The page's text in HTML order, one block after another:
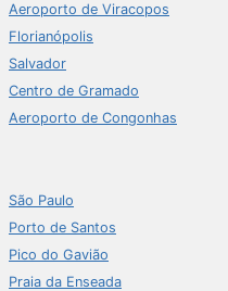
Aeroporto de Viracopos
Florianópolis
Salvador
Centro de Gramado
Aeroporto de Congonhas
São Paulo
Porto de Santos
Pico do Gavião
Praia da Enseada